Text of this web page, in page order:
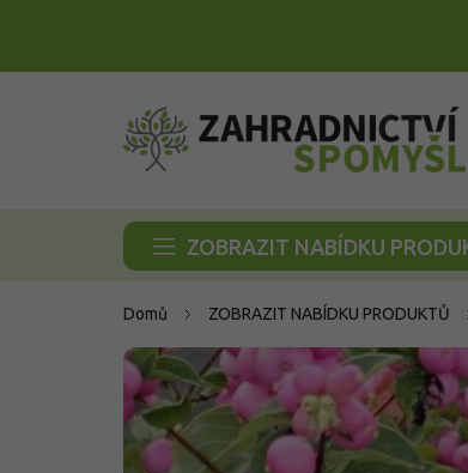
ZOBRAZIT NABÍDKU
Domů ZOBRAZIT NABÍDKU PRODUKTŮ